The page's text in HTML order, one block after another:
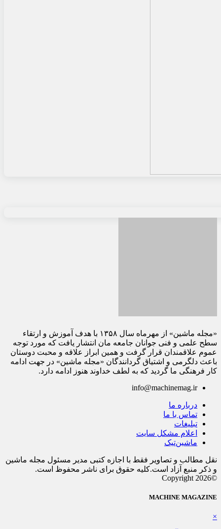
«مجله ماشین» از مهرماه سال ۱۳۵۸ با هدف آموزش و ارتقاء
سطح علمی و فنی جوانان جامعه مان انتشار یافت که مورد توجه
عموم علاقمندان قرار گرفت و همین ابراز علاقه و محبت دوستان
باعث دلگرمی و اشتیاق گردانندگان «مجله ماشین» در جهت ادامه
کار فرهنگی ما گردید که به لطف خداوند هنوز ادامه دارد.
info@machinemag.ir
درباره ما
تماس با ما
تبلیغات
اعلام مشکل سایت
ماشین‌تیک
نقل مطالب و تصاویر فقط با اجازه کتبی مدیر مسئول مجله ماشین
و ذکر منبع آزاد است.کلیه حقوق برای ناشر محفوظ است.
©Copyright 2026
MACHINE MAGAZINE
×